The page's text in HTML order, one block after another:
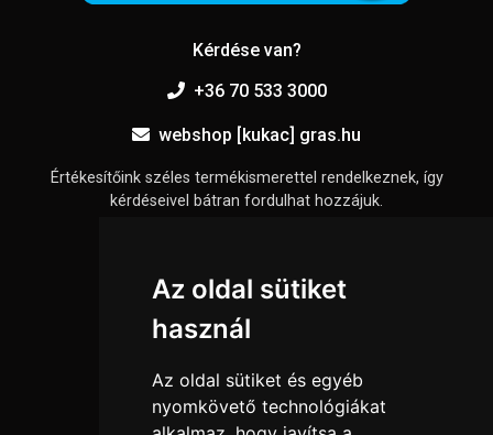
Az oldal sütiket
használ
Az oldal sütiket és egyéb
nyomkövető technológiákat
Kérdése van?
+36 70 533 3000
webshop [kukac] gras.hu
Értékesítőink széles termékismerettel rendelkeznek, így
kérdéseivel bátran fordulhat hozzájuk.
Információk
Általános szerződési feltételek
Elállási nyilatkozat
Impresszum